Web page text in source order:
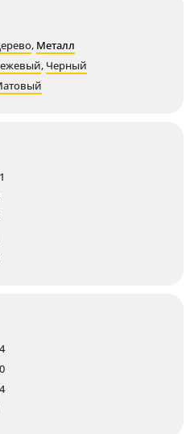
, Металл
, Черный